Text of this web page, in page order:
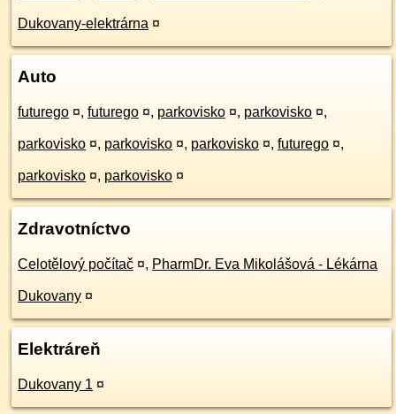
Dukovany-elektrárna ¤
Auto
futurego ¤, futurego ¤, parkovisko ¤, parkovisko ¤,
parkovisko ¤, parkovisko ¤, parkovisko ¤, futurego ¤,
parkovisko ¤, parkovisko ¤
Zdravotníctvo
Celotělový počítač ¤, PharmDr. Eva Mikolášová - Lékárna
Dukovany ¤
Elektráreň
Dukovany 1 ¤